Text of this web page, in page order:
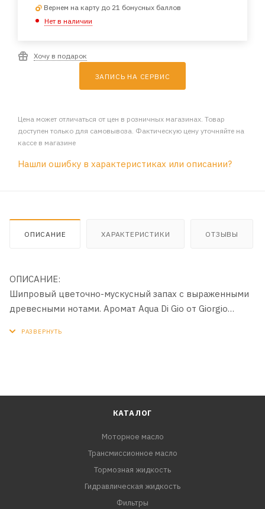
Вернем на карту до 21 бонусных баллов
Нет в наличии
Хочу в подарок
ЗАПИСЬ НА СЕРВИС
Цена может отличаться от цен в розничных магазинах. Товар
доступен только для самовывоза. Фактическую цену уточняйте на
кассе в магазине
Нашли ошибку в характеристиках или описании?
ОПИСАНИЕ ХАРАКТЕРИСТИКИ ОТЗЫВЫ
ОПИСАНИЕ:
Шипровый цветочно-мускусный запах с выраженными
древесными нотами. Аромат Aqua Di Gio oт Giorgio
КАТАЛОГ
Моторное масло
Трансмиссионное масло
Тормозная жидкость
Гидравлическая жидкость
Фильтры